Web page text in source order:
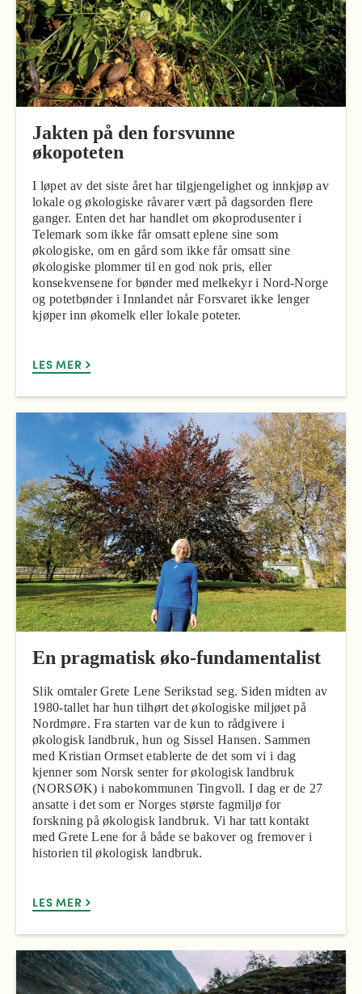
Jakten på den forsvunne
økopoteten
I løpet av det siste året har tilgjengelighet og innkjøp av
lokale og økologiske råvarer vært på dagsorden flere
ganger. Enten det har handlet om økoprodusenter i
Telemark som ikke får omsatt eplene sine som
økologiske, om en gård som ikke får omsatt sine
økologiske plommer til en god nok pris, eller
konsekvensene for bønder med melkekyr i Nord-Norge
og potetbønder i Innlandet når Forsvaret ikke lenger
kjøper inn økomelk eller lokale poteter.
LES MER
En pragmatisk øko-fundamentalist
Slik omtaler Grete Lene Serikstad seg. Siden midten av
1980-tallet har hun tilhørt det økologiske miljøet på
Nordmøre. Fra starten var de kun to rådgivere i
økologisk landbruk, hun og Sissel Hansen. Sammen
med Kristian Ormset etablerte de det som vi i dag
kjenner som Norsk senter for økologisk landbruk
(NORSØK) i nabokommunen Tingvoll. I dag er de 27
ansatte i det som er Norges største fagmiljø for
forskning på økologisk landbruk. Vi har tatt kontakt
med Grete Lene for å både se bakover og fremover i
historien til økologisk landbruk.
LES MER